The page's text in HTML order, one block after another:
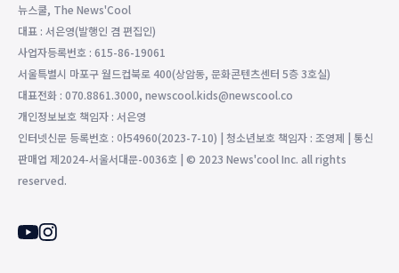
뉴스쿨, The News'Cool
대표 : 서은영(발행인 겸 편집인)
사업자등록번호 : 615-86-19061
서울특별시 마포구 월드컵북로 400(상암동, 문화콘텐츠센터 5층 3호실)
대표전화 : 070.8861.3000, newscool.kids@newscool.co
개인정보보호 책임자 : 서은영
인터넷신문 등록번호 : 아54960(2023-7-10) | 청소년보호 책임자 : 조영제 | 통신
판매업 제2024-서울서대문-0036호 | © 2023 News'cool Inc. all rights
reserved.